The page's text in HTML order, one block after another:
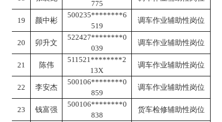
775
19 颜中彬
500235********6
519
调车作业辅助性岗位
20 卯升文
522427********0
039
调车作业辅助性岗位
21 陈伟
511521********2
13X
调车作业辅助性岗位
22 李安杰
500106********0
859
调车作业辅助性岗位
23 钱富强
500106********0
838
货车检修辅助性岗位